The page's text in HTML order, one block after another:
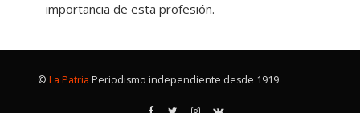
importancia de esta profesión.
© La Patria Periodismo independiente desde 1919